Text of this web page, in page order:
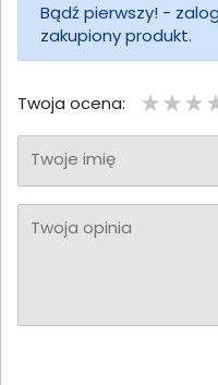
Bądź pierwszy! -
zakupiony produkt.
Twoja ocena:
Twoje imię
Twoja opinia